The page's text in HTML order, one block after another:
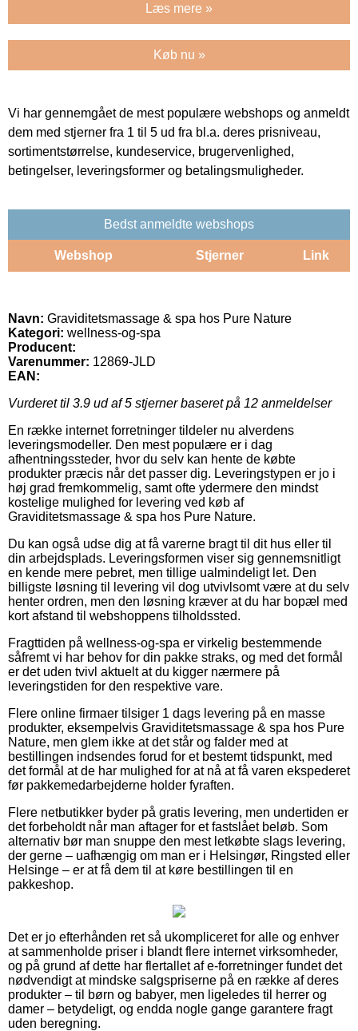
Læs mere »
Køb nu »
Vi har gennemgået de mest populære webshops og anmeldt
dem med stjerner fra 1 til 5 ud fra bl.a. deres prisniveau,
sortimentstørrelse, kundeservice, brugervenlighed,
betingelser, leveringsformer og betalingsmuligheder.
Bedst anmeldte webshops
Webshop Stjerner Link
Navn: Graviditetsmassage & spa hos Pure Nature
Kategori: wellness-og-spa
Producent:
Varenummer: 12869-JLD
EAN:
Vurderet til 3.9 ud af 5 stjerner baseret på 12 anmeldelser
En række internet forretninger tildeler nu alverdens
leveringsmodeller. Den mest populære er i dag
afhentningssteder, hvor du selv kan hente de købte
produkter præcis når det passer dig. Leveringstypen er jo i
høj grad fremkommelig, samt ofte ydermere den mindst
kostelige mulighed for levering ved køb af
Graviditetsmassage & spa hos Pure Nature.
Du kan også udse dig at få varerne bragt til dit hus eller til
din arbejdsplads. Leveringsformen viser sig gennemsnitligt
en kende mere pebret, men tillige ualmindeligt let. Den
billigste løsning til levering vil dog utvivlsomt være at du selv
henter ordren, men den løsning kræver at du har bopæl med
kort afstand til webshoppens tilholdssted.
Fragttiden på wellness-og-spa er virkelig bestemmende
såfremt vi har behov for din pakke straks, og med det formål
er det uden tvivl aktuelt at du kigger nærmere på
leveringstiden for den respektive vare.
Flere online firmaer tilsiger 1 dags levering på en masse
produkter, eksempelvis Graviditetsmassage & spa hos Pure
Nature, men glem ikke at det står og falder med at
bestillingen indsendes forud for et bestemt tidspunkt, med
det formål at de har mulighed for at nå at få varen ekspederet
før pakkemedarbejderne holder fyraften.
Flere netbutikker byder på gratis levering, men undertiden er
det forbeholdt når man aftager for et fastslået beløb. Som
alternativ bør man snuppe den mest letkøbte slags levering,
der gerne – uafhængig om man er i Helsingør, Ringsted eller
Helsinge – er at få dem til at køre bestillingen til en
pakkeshop.
Det er jo efterhånden ret så ukompliceret for alle og enhver
at sammenholde priser i blandt flere internet virksomheder,
og på grund af dette har flertallet af e-forretninger fundet det
nødvendigt at mindske salgspriserne på en række af deres
produkter – til børn og babyer, men ligeledes til herrer og
damer – betydeligt, og endda nogle gange garantere fragt
uden beregning.